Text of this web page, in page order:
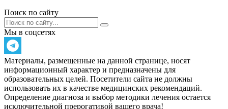
Поиск по сайту
Мы в соцсетях
Материалы, размещенные на данной странице, носят
информационный характер и предназначены для
образовательных целей. Посетители сайта не должны
использовать их в качестве медицинских рекомендаций.
Определение диагноза и выбор методики лечения остается
исключительной прерогативой вашего врача!